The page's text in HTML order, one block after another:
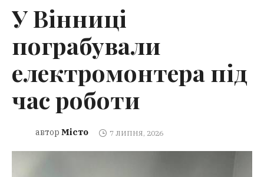
У Вінниці
пограбували
електромонтера під
час роботи
автор Місто 7 ЛИПНЯ, 2026